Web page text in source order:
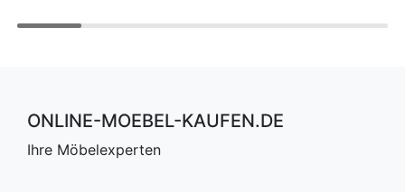
ONLINE-MOEBEL-KAUFEN.DE
Ihre Möbelexperten